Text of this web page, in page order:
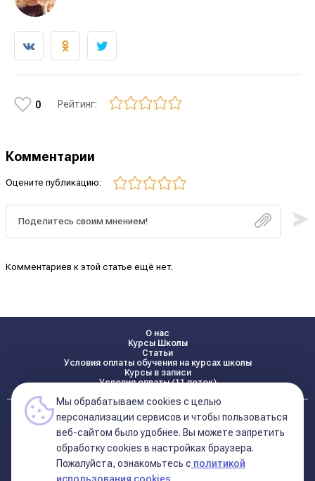
0 Рейтинг:
Комментарии
Оцените публикацию:
Комментариев к этой статье ещё нет.
О нас
Курсы Школы
Статьи
Условия оплаты обучения на курсах школы
Курсы в записи
Условия оплаты (11 поток)
Реквизиты
Контакты
Политика конфиденциальности
Договор оферта (соглашение)
+7 495 681 02 96
Мы обрабатываем cookies с целью
персонализации сервисов и чтобы пользоваться
веб-сайтом было удобнее. Вы можете запретить
обработку сookies в настройках браузера.
Пожалуйста, ознакомьтесь с политикой